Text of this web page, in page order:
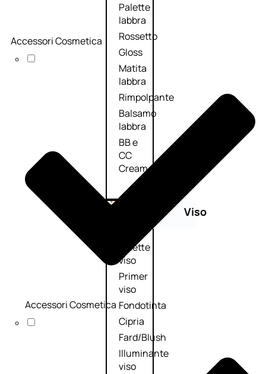
Palette
labbra
Rossetto
Gloss
Matita
labbra
Rimpolpante
Balsamo
labbra
BB e
CC
Cream
Viso
Palette
viso
Primer
viso
Fondotinta
Cipria
Fard/Blush
Illuminante
viso
Accessori Cosmetica
Accessori Cosmetica